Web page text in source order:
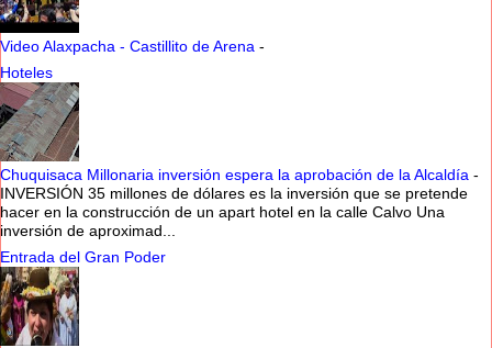
Video Alaxpacha - Castillito de Arena -
Hoteles
Chuquisaca Millonaria inversión espera la aprobación de la Alcaldía -
INVERSIÓN 35 millones de dólares es la inversión que se pretende
hacer en la construcción de un apart hotel en la calle Calvo Una
inversión de aproximad...
Entrada del Gran Poder